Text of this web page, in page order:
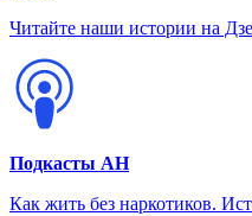
Читайте наши истории на
Подкасты АН
Как жить без наркотиков.